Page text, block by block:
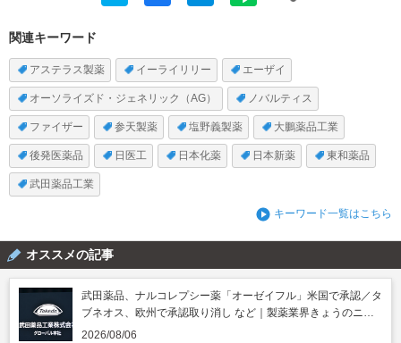
関連キーワード
アステラス製薬 イーライリリー エーザイ
オーソライズド・ジェネリック（AG） ノバルティス
ファイザー 参天製薬 塩野義製薬 大鵬薬品工業
後発医薬品 日医工 日本化薬 日本新薬 東和薬品
武田薬品工業
キーワード一覧はこちら
オススメの記事
武田薬品、ナルコレプシー薬「オーゼイフル」米国で承認／タ
ブネオス、欧州で承認取り消し など｜製薬業界きょうのニュ
ースまとめ読み（2026年8月6日）
2026/08/06